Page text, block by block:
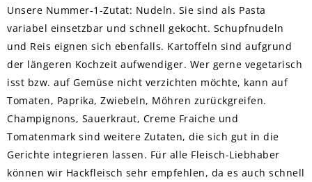
Unsere Nummer-1-Zutat: Nudeln. Sie sind als Pasta
variabel einsetzbar und schnell gekocht. Schupfnudeln
und Reis eignen sich ebenfalls. Kartoffeln sind aufgrund
der längeren Kochzeit aufwendiger. Wer gerne vegetarisch
isst bzw. auf Gemüse nicht verzichten möchte, kann auf
Tomaten, Paprika, Zwiebeln, Möhren zurückgreifen.
Champignons, Sauerkraut, Creme Fraiche und
Tomatenmark sind weitere Zutaten, die sich gut in die
Gerichte integrieren lassen. Für alle Fleisch-Liebhaber
können wir Hackfleisch sehr empfehlen, da es auch schnell